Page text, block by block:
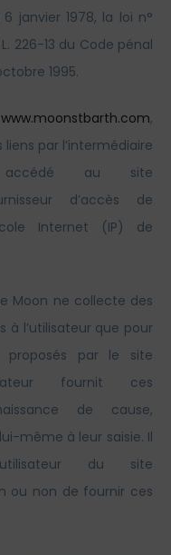
janvier 1978, la loi n°
226-13 du Code pénal
1995.
www.moonstbarth.com,
liens par l’intermédiaire
accédé au site
d’accès de
Internet (IP) de
Moon ne collecte des
à l’utilisateur que pour
proposés par le site
fournit ces
de cause,
même à leur saisie. Il
du site
ou non de fournir ces